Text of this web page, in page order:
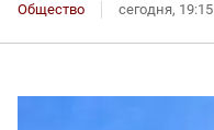
Общество сегодня, 19:15